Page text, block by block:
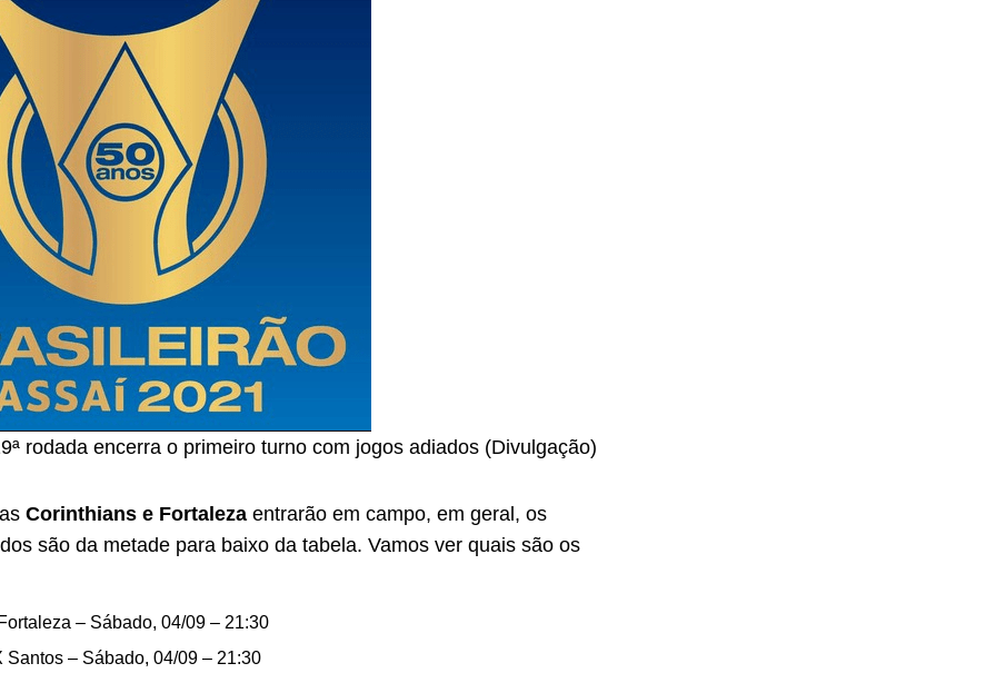
rodada encerra o primeiro turno com jogos adiados (Divulgação)
Corinthians e Fortaleza entrarão em campo, em geral, os
são da metade para baixo da tabela. Vamos ver quais são os
– Sábado, 04/09 – 21:30
Santos – Sábado, 04/09 – 21:30